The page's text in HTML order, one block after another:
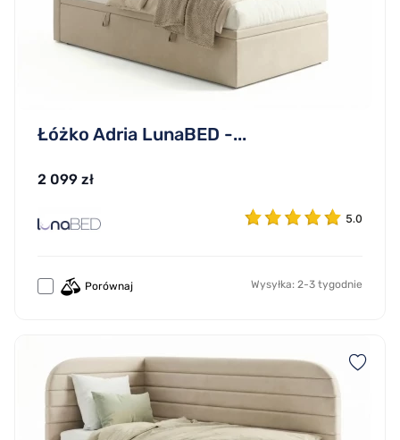
Łóżko Adria LunaBED -...
2 099 zł
5.0
Porównaj Wysyłka: 2-3 tygodnie